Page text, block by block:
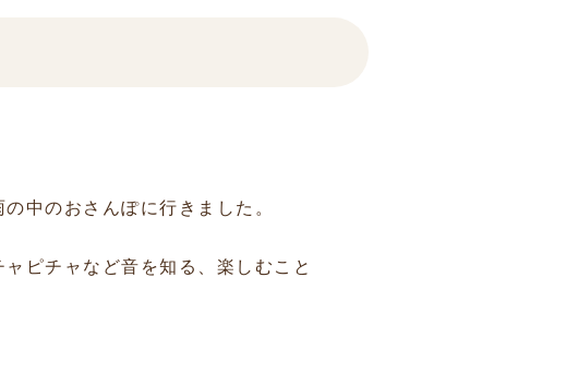
中のおさんぽに行きました。
ピチャなど音を知る、楽しむこと